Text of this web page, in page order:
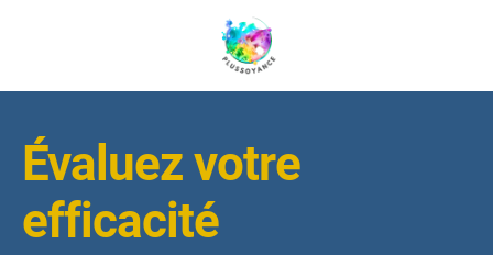
Évaluez votre
efficacité